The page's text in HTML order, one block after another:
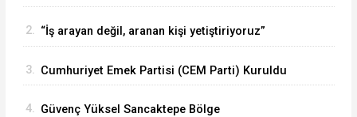
2. “İş arayan değil, aranan kişi yetiştiriyoruz”
3. Cumhuriyet Emek Partisi (CEM Parti) Kuruldu
4. Güvenç Yüksel Sancaktepe Bölge